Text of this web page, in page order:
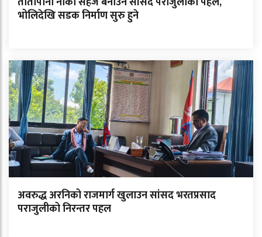
भोलिदेखि सडक निर्माण सुरु हुने
अवरुद्ध अरनिको राजमार्ग खुलाउन सांसद भरतप्रसाद
पराजुलीको निरन्तर पहल